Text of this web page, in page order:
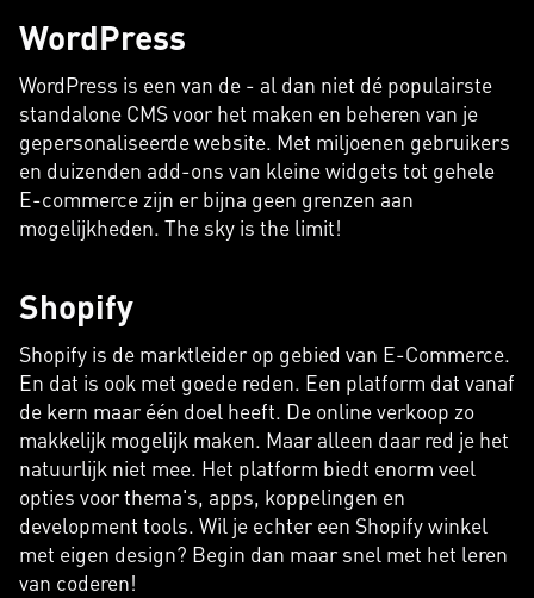
WordPress
WordPress is een van de - al dan niet dé populairste
standalone CMS voor het maken en beheren van je
gepersonaliseerde website. Met miljoenen gebruikers
en duizenden add-ons van kleine widgets tot gehele
E-commerce zijn er bijna geen grenzen aan
mogelijkheden. The sky is the limit!
Shopify
Shopify is de marktleider op gebied van E-Commerce.
En dat is ook met goede reden. Een platform dat vanaf
de kern maar één doel heeft. De online verkoop zo
makkelijk mogelijk maken. Maar alleen daar red je het
natuurlijk niet mee. Het platform biedt enorm veel
opties voor thema's, apps, koppelingen en
development tools. Wil je echter een Shopify winkel
met eigen design? Begin dan maar snel met het leren
van coderen!